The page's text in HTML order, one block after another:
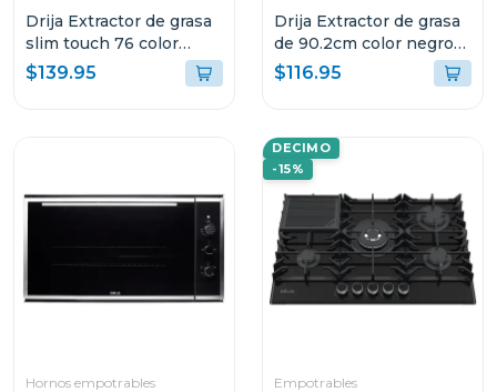
Drija Extractor de grasa
slim touch 76 color
negro
$139.95
Drija Extractor de grasa
de 90.2cm color negro
compatto
$116.95
Hornos empotrables
DECIMO
-15%
Empotrables